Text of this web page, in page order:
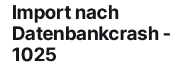
Import nach
Datenbankcrash
1025